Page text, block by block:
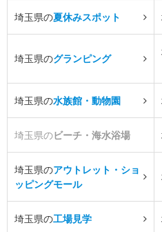
埼玉県の夏休みスポット
埼玉県のグランピング
埼玉県の水族館・動物園
埼玉県のビーチ・海水浴場
埼玉県のアウトレット・ショ
ッピングモール
埼玉県の工場見学